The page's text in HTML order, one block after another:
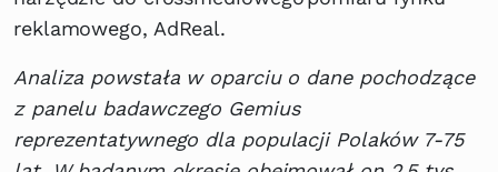
reklamowego, AdReal.
Analiza powstała w oparciu o dane pochodzące
z panelu badawczego Gemius
reprezentatywnego dla populacji Polaków 7-75